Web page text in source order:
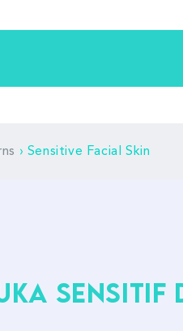
› Sensitive Facial Skin
Sensitif